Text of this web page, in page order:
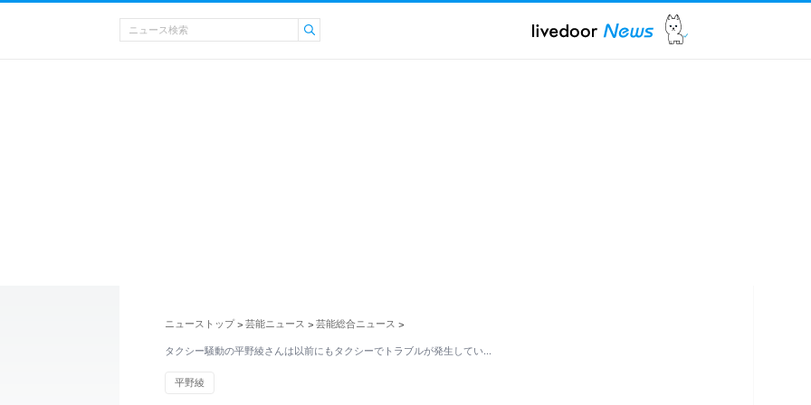
ニューストップ > 芸能ニュース > 芸能総合ニュース >
タクシー騒動の平野綾さんは以前にもタクシーでトラブルが発生してい…
平野綾